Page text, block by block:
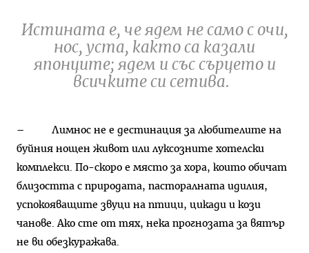
Истината е, че ядем не само с очи,
нос, уста, както са казали
японците; ядем и със сърцето и
всичките си сетива.
– Лимнос не е дестинация за любителите на
буйния нощен живот или луксозните хотелски
комплекси. По-скоро е място за хора, които обичат
близостта с природата, пасторалната идилия,
успокояващите звуци на птици, цикади и кози
чанове. Ако сте от тях, нека прогнозата за вятър
не ви обезкуражава.